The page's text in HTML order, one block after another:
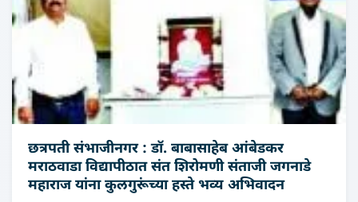
छत्रपती संभाजीनगर : डॉ. बाबासाहेब आंबेडकर
मराठवाडा विद्यापीठात संत शिरोमणी संताजी जगनाडे
महाराज यांना कुलगुरूंच्या हस्ते भव्य अभिवादन